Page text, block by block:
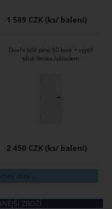
1 589 CZK
Dveře bílé plné 80 levé + výplň
plná deska /skladem
2 450 CZK
akce ...
ZBOŽÍ